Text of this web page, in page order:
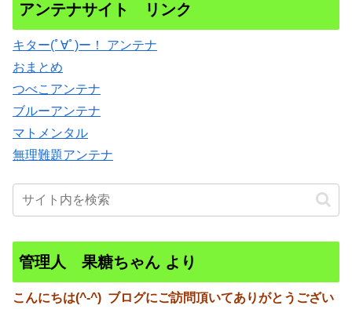
アンテナサイト リンク
キター(ﾟ∀ﾟ)ー！ アンテナ
おまとめ
つべこアンテナ
ブルーアンテナ
マトメンタル
無理難題アンテナ
管理人 果糖ちゃん より
こんにちは(^-^) ブログにご訪問頂いてありがとうござい